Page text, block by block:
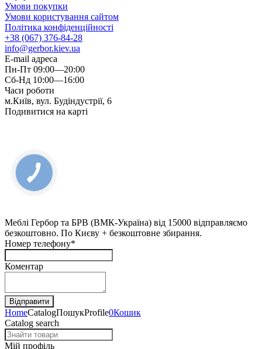
Умови покупки
Умови користування сайтом
Політика конфіденційності
+38 (067) 376-84-28
info@gerbor.kiev.ua
E-mail адреса
Пн-Пт 09:00—20:00
Сб-Нд 10:00—16:00
Часи роботи
м.Київ, вул. Будіндустрії, 6
Подивитися на карті
Меблі Гербор та БРВ (ВМК-Україна) від 15000 відправляємо
безкоштовно. По Києву + безкоштовне збирання.
Номер телефону*
Коментар
HomeCatalogПошукProfile0Кошик
Catalog search
Мій профіль
КНОПКА
ЗВ'ЯЗКУ